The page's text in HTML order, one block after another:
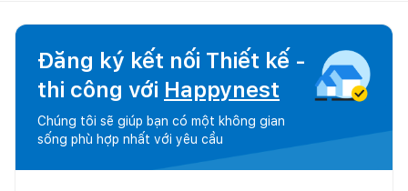
Đăng ký kết nối Thiết kế -
thi công với Happynest
Chúng tôi sẽ giúp bạn có một không gian
sống phù hợp nhất với yêu cầu